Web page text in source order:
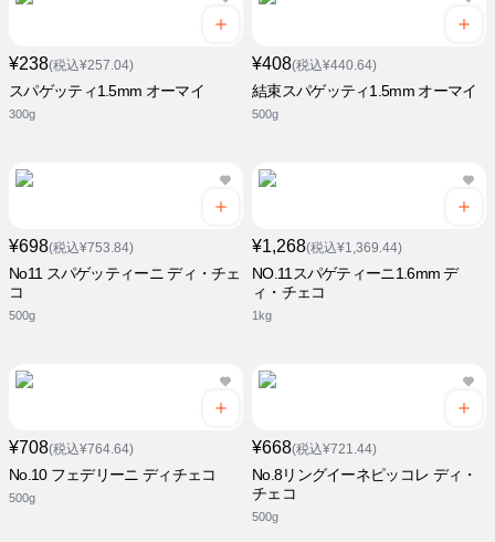
¥238(税込¥257.04)
スパゲッティ1.5mm オーマイ
300g
¥408(税込¥440.64)
結束スパゲッティ1.5mm オーマイ
500g
¥698(税込¥753.84)
No11 スパゲッティーニ ディ・チェ
コ
500g
¥1,268(税込¥1,369.44)
NO.11スパゲティーニ1.6mm デ
ィ・チェコ
1kg
¥708(税込¥764.64)
No.10 フェデリーニ ディチェコ
500g
¥668(税込¥721.44)
No.8リングイーネピッコレ ディ・
チェコ
500g